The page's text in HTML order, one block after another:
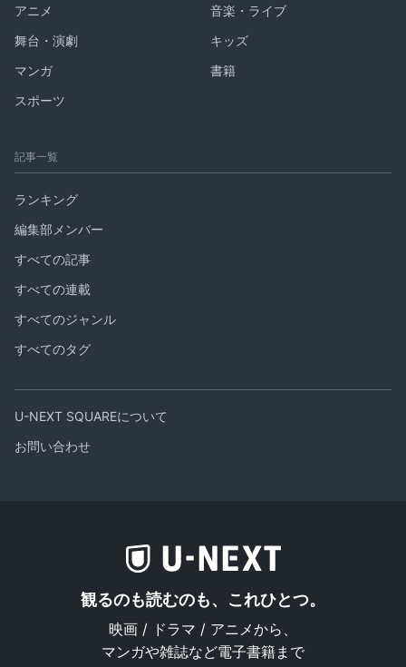
アニメ
音楽・ライブ
舞台・演劇
キッズ
マンガ
書籍
スポーツ
記事一覧
ランキング
編集部メンバー
すべての記事
すべての連載
すべてのジャンル
すべてのタグ
U-NEXT SQUAREについて
お問い合わせ
観るのも読むのも、これひとつ。
映画 / ドラマ / アニメから、
マンガや雑誌など電子書籍まで